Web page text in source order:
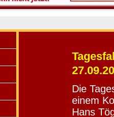
Die
einem
Hans